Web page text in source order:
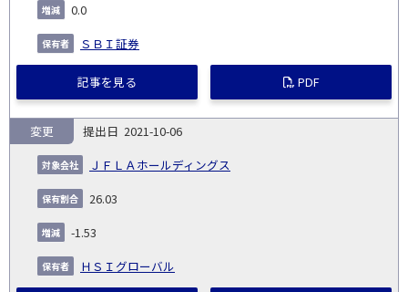
0.0
ＳＢＩ証券
記事を見る PDF
2021-10-06
ＪＦＬＡホールディングス
変更
26.03
-1.53
ＨＳＩグローバル